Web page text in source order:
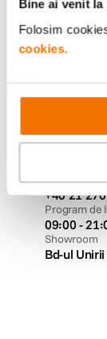
Bine ai venit la
Folosim
cookies.
Comenzi si
+40 21
Program de
09:00 -
Showroom
Bd-ul